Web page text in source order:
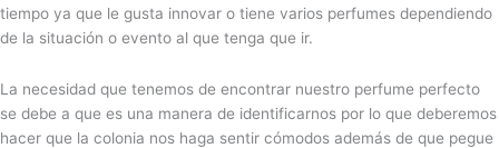
tiempo ya que le gusta innovar o tiene varios perfumes dependiendo
de la situación o evento al que tenga que ir.
La necesidad que tenemos de encontrar nuestro perfume perfecto
se debe a que es una manera de identificarnos por lo que deberemos
hacer que la colonia nos haga sentir cómodos además de que pegue